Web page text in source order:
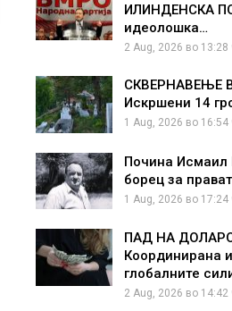
ИЛИНДЕНСКА
идеолошка…
2 Aug, 2026 во 13:28
СКВЕРНАВЕЊЕ
Искршени 14
1 Aug, 2026 во 16:54
Почина Исмаил
борец за
1 Aug, 2026 во 17:24
ПАД НА
Координирана
глобалните
2 Aug, 2026 во 14:42